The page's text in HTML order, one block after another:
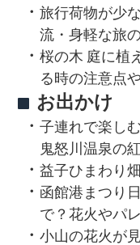
旅行荷物が少
流・身軽な旅
桜の木 庭に植
る時の注意点
お出かけ
子連れで楽し
鬼怒川温泉の
益子ひまわり
函館港まつり
で？花火やパ
小山の花火が